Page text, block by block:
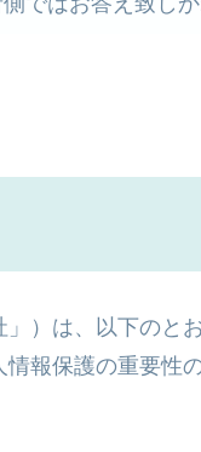
）は、以下のと
報保護の重要性